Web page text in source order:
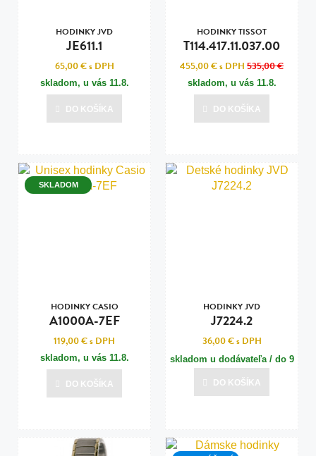
HODINKY JVD
JE611.1
65,00 €s DPH
skladom, u vás 11.8.
DO KOŠÍKA
HODINKY TISSOT
T114.417.11.037.00
455,00 €s DPH 535,00 €
skladom, u vás 11.8.
DO KOŠÍKA
SKLADOM
HODINKY CASIO
A1000A-7EF
119,00 €s DPH
skladom, u vás 11.8.
DO KOŠÍKA
HODINKY JVD
J7224.2
36,00 €s DPH
skladom u dodávateľa / do 9
dní
Posledná aktualizácia dnes o 15:00
DO KOŠÍKA